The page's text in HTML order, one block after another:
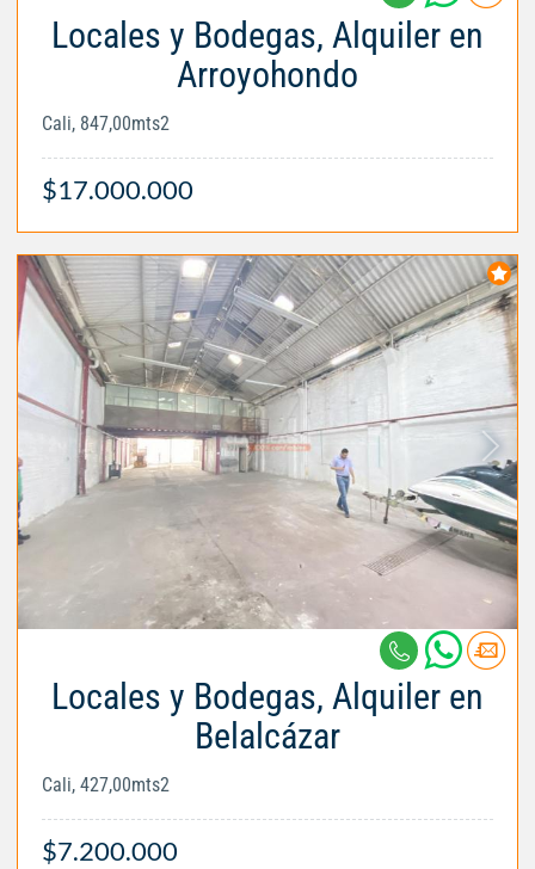
Locales y Bodegas, Alquiler en
Arroyohondo
Cali, 847,00mts2
$17.000.000
Locales y Bodegas, Alquiler en
Belalcázar
Cali, 427,00mts2
$7.200.000